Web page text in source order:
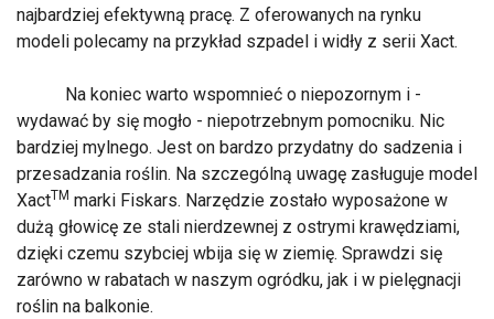
najbardziej efektywną pracę. Z oferowanych na rynku
modeli polecamy na przykład szpadel i widły z serii Xact.
Na koniec warto wspomnieć o niepozornym i -
wydawać by się mogło - niepotrzebnym pomocniku. Nic
bardziej mylnego. Jest on bardzo przydatny do sadzenia i
przesadzania roślin. Na szczególną uwagę zasługuje model
XactTM marki Fiskars. Narzędzie zostało wyposażone w
dużą głowicę ze stali nierdzewnej z ostrymi krawędziami,
dzięki czemu szybciej wbija się w ziemię. Sprawdzi się
zarówno w rabatach w naszym ogródku, jak i w pielęgnacji
roślin na balkonie.